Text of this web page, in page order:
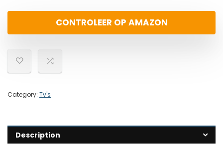
CONTROLEER OP AMAZON
Category: Tv's
Description